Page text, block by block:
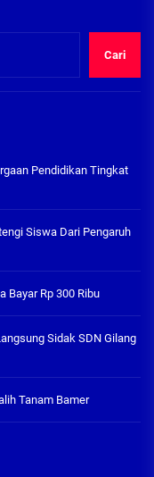
Cari
Pendidikan Tingkat
Siswa Dari Pengaruh
Bayar Rp 300 Ribu
Sidak SDN Gilang
Tanam Bamer